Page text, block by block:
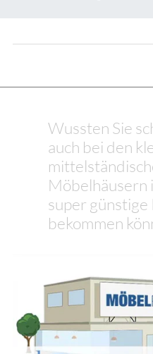
Wussten Sie
auch bei den
Möbelhäusern
super günstige
bekommen